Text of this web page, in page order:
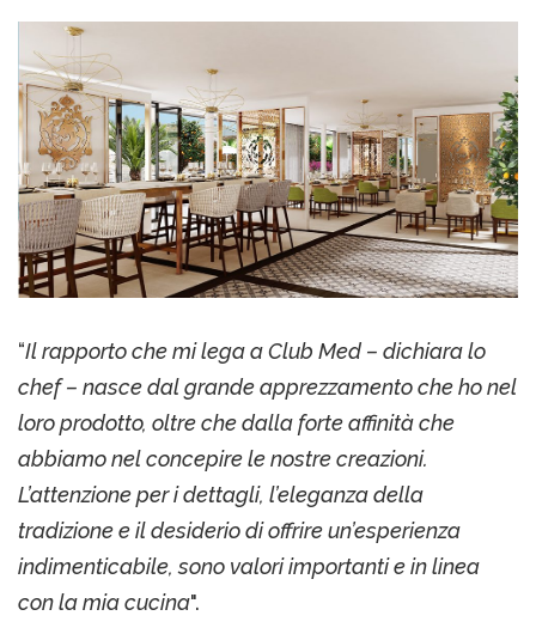
“Il rapporto che mi lega a Club Med – dichiara lo
chef – nasce dal grande apprezzamento che ho nel
loro prodotto, oltre che dalla forte affinità che
abbiamo nel concepire le nostre creazioni.
L’attenzione per i dettagli, l’eleganza della
tradizione e il desiderio di offrire un’esperienza
indimenticabile, sono valori importanti e in linea
con la mia cucina".